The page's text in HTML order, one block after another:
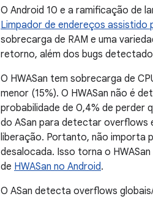
O Android 10 e a ramificação de
Limpador de endereços assistido
sobrecarga de RAM e uma
retorno, além dos bugs
O HWASan tem sobrecarga de
menor (15%). O HWASan não é
probabilidade de 0,4% de perder
do ASan para detectar overflows
liberação. Portanto, não importa
desalocada. Isso torna o
de HWASan no Android.
O ASan detecta overflows